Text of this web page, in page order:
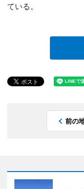
ている。
前の